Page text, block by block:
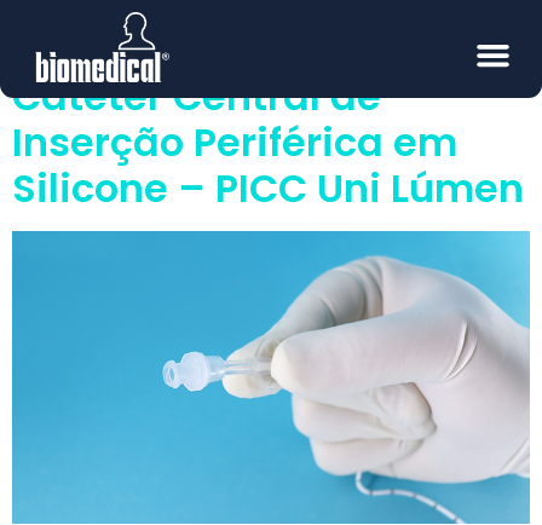
Tecnologia
Cateter Central de
Inserção Periférica em
Silicone – PICC Uni Lúmen